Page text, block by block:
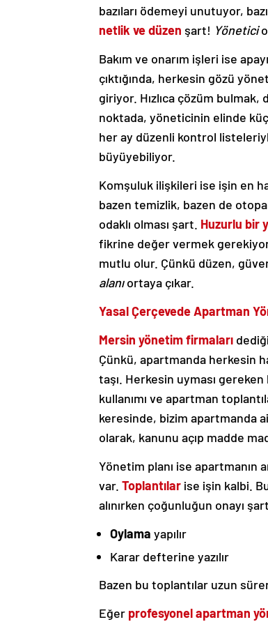
bazıları ödemeyi unutuyor,
netlik ve düzen şart! Yönetici
Bakım ve onarım işleri ise
çıktığında, herkesin gözü
giriyor. Hızlıca çözüm
noktada, yöneticinin elinde
her ay düzenli kontrol
büyüyebiliyor.
Komşuluk ilişkileri ise işin en
bazen temizlik, bazen de
odaklı olması şart. Huzurlu bir
fikrine değer vermek
mutlu olur. Çünkü düzen,
alanıortaya çıkar.
Yasal Çerçevede Apartman
Mersin yönetim firmaları
Çünkü, apartmanda herkesin
taşı. Herkesin uyması
kullanımı ve apartman
keresinde, bizim apartmanda
olarak, kanunu açıp madde
Yönetim planı ise apartmanın
var. Toplantılar ise işin kalbi.
alınırken çoğunluğun onayı
Oylama yapılır
Karar defterine yazılır
Bazen bu toplantılar uzun
Eğer profesyonel apartman